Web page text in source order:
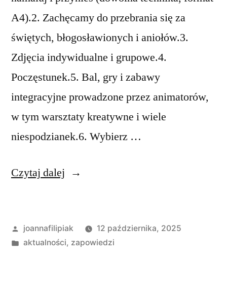
A4).2. Zachęcamy do przebrania się za
świętych, błogosławionych i aniołów.3.
Zdjęcia indywidualne i grupowe.4.
Poczęstunek.5. Bal, gry i zabawy
integracyjne prowadzone przez animatorów,
w tym warsztaty kreatywne i wiele
niespodzianek.6. Wybierz …
Czytaj dalej „Zaproszenie na
Opublikowane
przez
joannafilipiak
12 października, 2025
Opublikowano
aktualności, zapowiedzi